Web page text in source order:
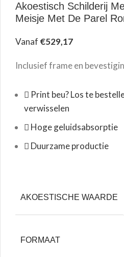
Akoestisch Schilderij
Meisje Met De Parel
Vanaf €529,17
Inclusief frame en
Print beu? Los te
verwisselen
Hoge geluidsabsorptie
Duurzame productie
AKOESTISCHE WAARDE
FORMAAT